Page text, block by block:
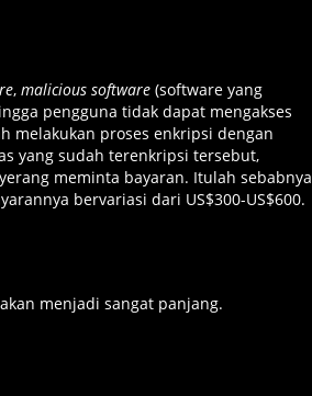
, malicious software (software yang
pengguna tidak dapat mengakses
melakukan proses enkripsi dengan
yang sudah terenkripsi tersebut,
meminta bayaran. Itulah sebabnya
bervariasi dari US$300-US$600.
menjadi sangat panjang.